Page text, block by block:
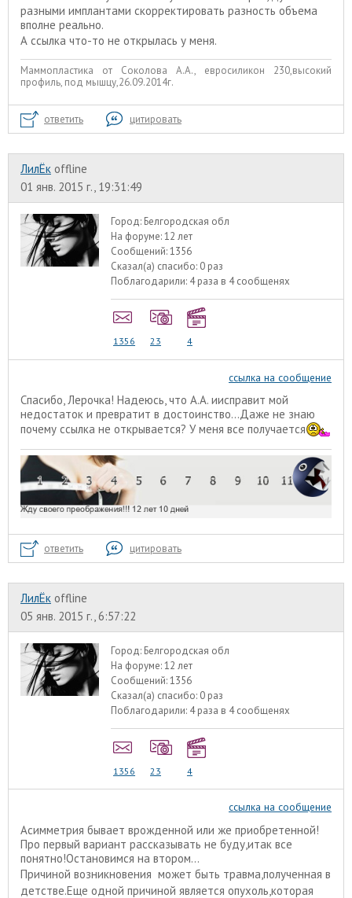
разными имплантами скорректировать разность объема
вполне реально.
А ссылка что-то не открылась у меня.
Маммопластика от Соколова А.А., евросиликон 230,высокий
профиль, под мышцу,26.09.2014г.
ответить цитировать
ЛилЁк offline
01 янв. 2015 г., 19:31:49
Город: Белгородская обл
На форуме:12 лет
Сообщений:1356
Сказал(а) спасибо: 0 раз
Поблагодарили: 4 раза в 4 сообщенях
1356 23 4
ссылка на сообщение
Спасибо, Лерочка! Надеюсь, что А.А. иисправит мой
недостаток и превратит в достоинство...Даже не знаю
почему ссылка не открывается? У меня все получается
ответить цитировать
ЛилЁк offline
05 янв. 2015 г., 6:57:22
Город: Белгородская обл
На форуме:12 лет
Сообщений:1356
Сказал(а) спасибо: 0 раз
Поблагодарили: 4 раза в 4 сообщенях
1356 23 4
ссылка на сообщение
Асимметрия бывает врожденной или же приобретенной!
Про первый вариант рассказывать не буду,итак все
понятно!Остановимся на втором...
Причиной возникновения может быть травма,полученная в
детстве.Еще одной причиной является опухоль,которая